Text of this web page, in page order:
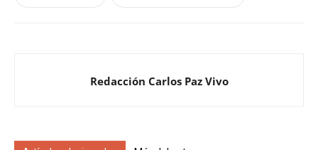
Redacción Carlos Paz Vivo